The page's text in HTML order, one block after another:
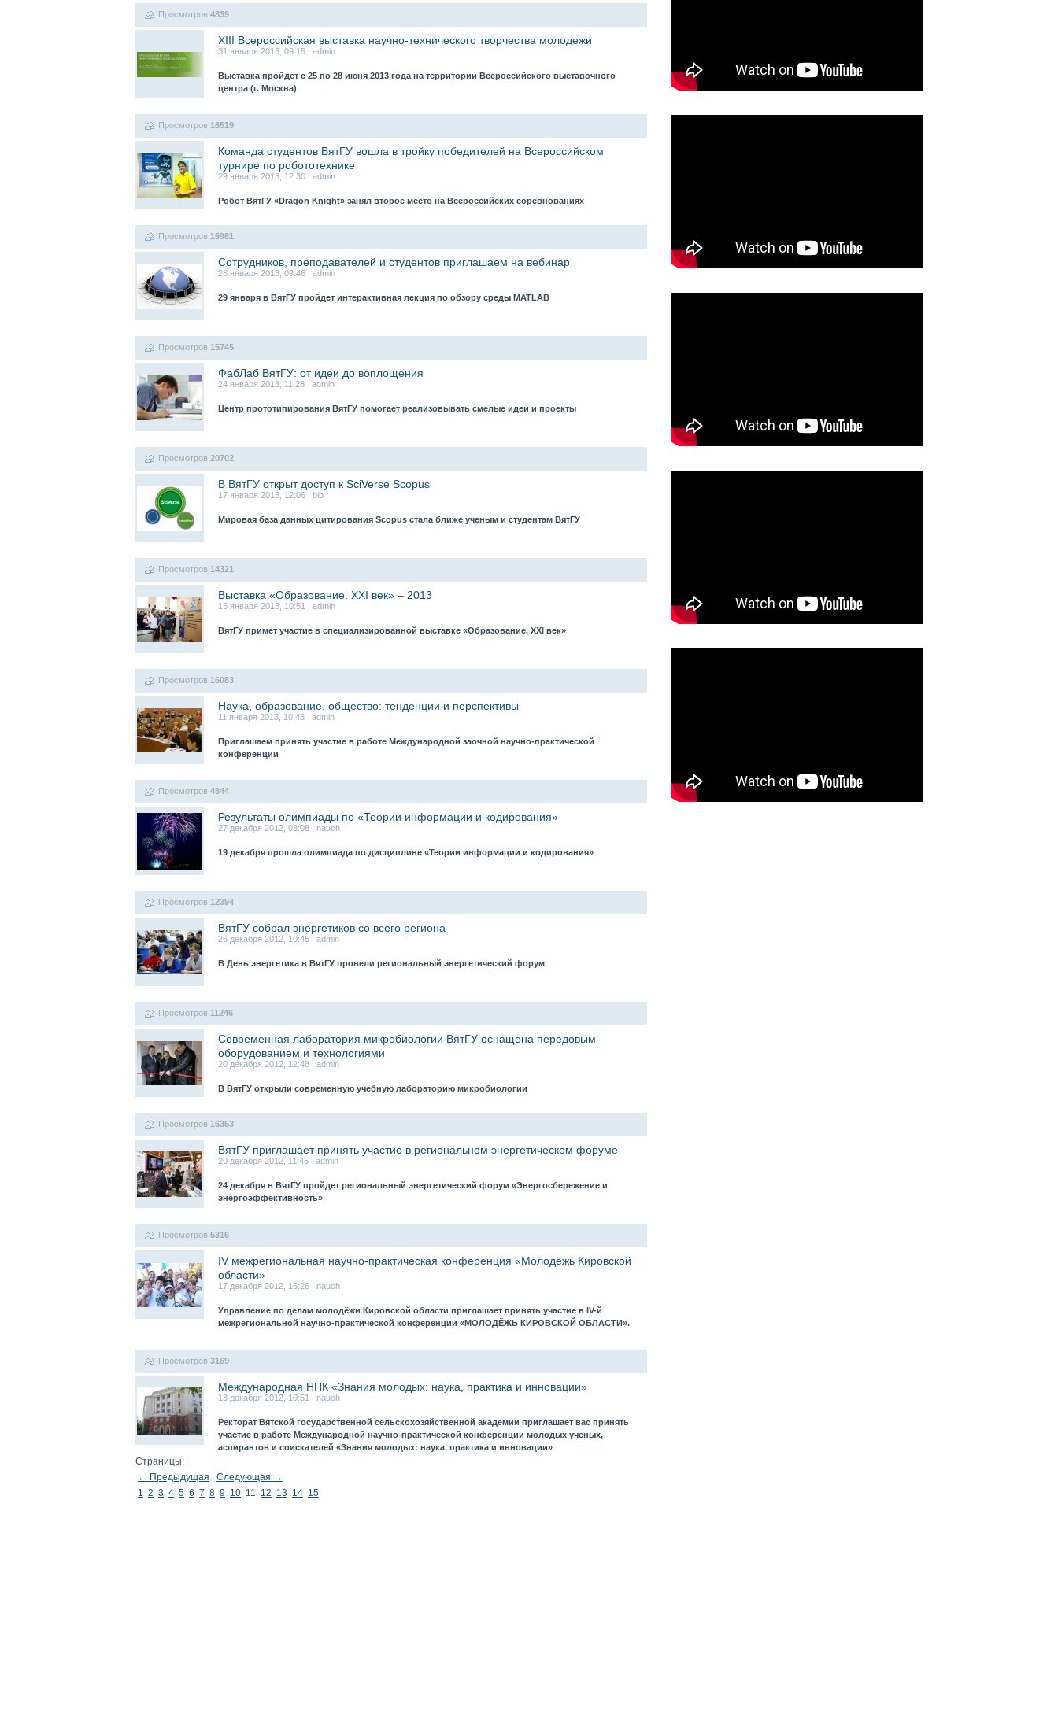
Просмотров 4839
XIII Всероссийская выставка научно-технического творчества молодежи
31 января 2013, 09:15 admin
Выставка пройдет с 25 по 28 июня 2013 года на территории Всероссийского выставочного
центра (г. Москва)
Просмотров 16519
Команда студентов ВятГУ вошла в тройку победителей на Всероссийском
турнире по робототехнике
29 января 2013, 12:30 admin
Робот ВятГУ «Dragon Knight» занял второе место на Всероссийских соревнованиях
Просмотров 15981
Сотрудников, преподавателей и студентов приглашаем на вебинар
28 января 2013, 09:46 admin
29 января в ВятГУ пройдет интерактивная лекция по обзору среды MATLAB
Просмотров 15745
ФабЛаб ВятГУ: от идеи до воплощения
24 января 2013, 11:28 admin
Центр прототипирования ВятГУ помогает реализовывать смелые идеи и проекты
Просмотров 20702
В ВятГУ открыт доступ к SciVerse Scopus
17 января 2013, 12:06 bib
Мировая база данных цитирования Scopus стала ближе ученым и студентам ВятГУ
Просмотров 14321
Выставка «Образование. XXI век» – 2013
15 января 2013, 10:51 admin
ВятГУ примет участие в специализированной выставке «Образование. XXI век»
Просмотров 16083
Наука, образование, общество: тенденции и перспективы
11 января 2013, 10:43 admin
Приглашаем принять участие в работе Международной заочной научно-практической
конференции
Просмотров 4844
Результаты олимпиады по «Теории информации и кодирования»
27 декабря 2012, 08:08 nauch
19 декабря прошла олимпиада по дисциплине «Теории информации и кодирования»
Просмотров 12394
ВятГУ собрал энергетиков со всего региона
26 декабря 2012, 10:45 admin
В День энергетика в ВятГУ провели региональный энергетический форум
Просмотров 11246
Современная лаборатория микробиологии ВятГУ оснащена передовым
оборудованием и технологиями
20 декабря 2012, 12:48 admin
В ВятГУ открыли современную учебную лабораторию микробиологии
Просмотров 16353
ВятГУ приглашает принять участие в региональном энергетическом форуме
20 декабря 2012, 11:45 admin
24 декабря в ВятГУ пройдет региональный энергетический форум «Энергосбережение и
энергоэффективность»
Просмотров 5316
IV межрегиональная научно-практическая конференция «Молодёжь Кировской
области»
17 декабря 2012, 16:26 nauch
Управление по делам молодёжи Кировской области приглашает принять участие в IV-й
межрегиональной научно-практической конференции «МОЛОДЁЖЬ КИРОВСКОЙ ОБЛАСТИ».
Просмотров 3169
Международная НПК «Знания молодых: наука, практика и инновации»
13 декабря 2012, 10:51 nauch
Ректорат Вятской государственной сельскохозяйственной академии приглашает вас принять
участие в работе Международной научно-практической конференции молодых ученых,
аспирантов и соискателей «Знания молодых: наука, практика и инновации»
Страницы:
← Предыдущая
Следующая →
1 2 3 4 5 6 7 8 9 10 11 12 13 14 15